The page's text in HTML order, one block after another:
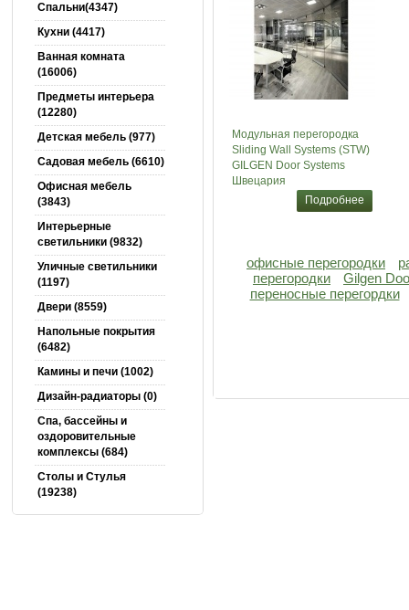
Спальни(4347)
Кухни (4417)
Ванная комната
(16006)
Предметы интерьера
(12280)
Детская мебель (977)
Садовая мебель (6610)
Офисная мебель
(3843)
Интерьерные
светильники (9832)
Уличные светильники
(1197)
Двери (8559)
Напольные покрытия
(6482)
Камины и печи (1002)
Дизайн-радиаторы (0)
Спа, бассейны и
оздоровительные
комплексы (684)
Столы и Cтулья
(19238)
Модульная перегородка
Sliding Wall Systems (STW)
GILGEN Door Systems
Швецария
Подробнее
офисные перегородки
перегородки
Gilgen
переносные перегордки